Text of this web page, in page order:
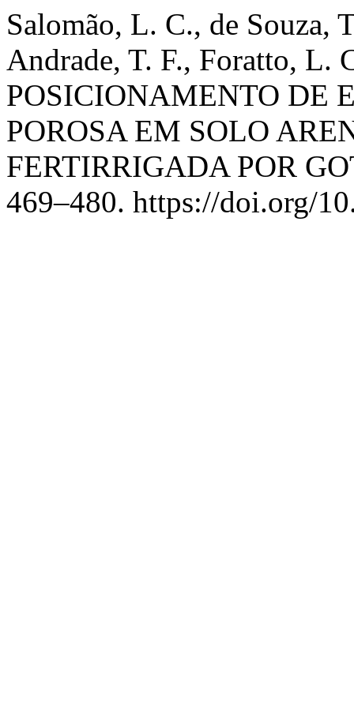
Salomão, L. C., de Souza,
Andrade, T. F., Foratto, L.
POSICIONAMENTO DE
POROSA EM SOLO
FERTIRRIGADA POR
469–480. https://doi.org/